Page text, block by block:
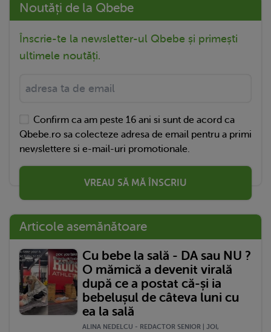
Noutăți de la Qbebe
Înscrie-te la newsletter-ul Qbebe și primești
ultimele noutăți.
Confirm ca am peste 16 ani si sunt de acord ca
Qbebe.ro sa colecteze adresa de email pentru a primi
newslettere si e-mail-uri promotionale.
VREAU SĂ MĂ ÎNSCRIU
Articole asemănătoare
Cu bebe la sală - DA sau NU ?
O mămică a devenit virală
după ce a postat că-și ia
bebelușul de câteva luni cu
ea la sală
ALINA NEDELCU - REDACTOR SENIOR | JOI,